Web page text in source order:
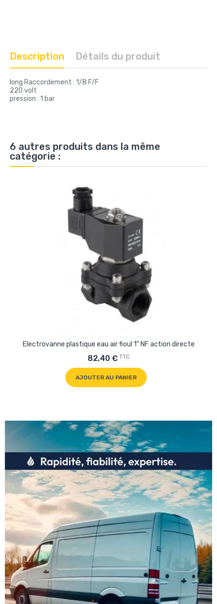
Description Détails du produit
long Raccordement : 1/8 F/F
220 volt
pression : 1 bar
6 autres produits dans la même
catégorie :
Electrovanne plastique eau air fioul 1" NF action directe
82,40 € TTC
AJOUTER AU PANIER